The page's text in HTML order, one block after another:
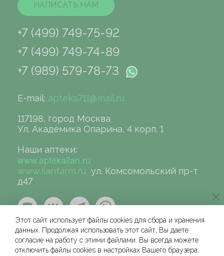
НАПИСАТЬ НАМ
+7 (499) 749-75-92
+7 (499) 749-74-89
+7 (989) 579-78-73
E-mail: apteka711@mail.ru
117198, город Москва
Ул. Академика Опарина, 4 корп. 1
Наши аптеки:
www.aptekailan.ru
www.ilanfarm.ru ул. Комсомольский пр-т
д47
©сеть аптек «ИЛАН», 2004-2026
Этот сайт использует файлы cookies для сбора и хранения
данных. Продолжая использовать этот сайт, Вы даете
согласие на работу с этими файлами. Вы всегда можете
отключить файлы cookies в настройках Вашего браузера.